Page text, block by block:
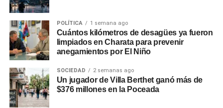
POLÍTICA 1 semana ago
Cuántos kilómetros de desagües ya fueron
limpiados en Charata para prevenir
anegamientos por El Niño
SOCIEDAD 2 semanas ago
Un jugador de Villa Berthet ganó más de
$376 millones en la Poceada